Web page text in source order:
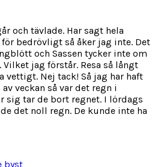
och tävlade. Har sagt hela
bedrövligt så åker jag inte. Det
och Sassen tycker inte om
Vilket jag förstår. Resa så långt
vettigt. Nej tack! Så jag har haft
veckan så var det regn i
sig tar de bort regnet. I lördags
det noll regn. De kunde inte ha